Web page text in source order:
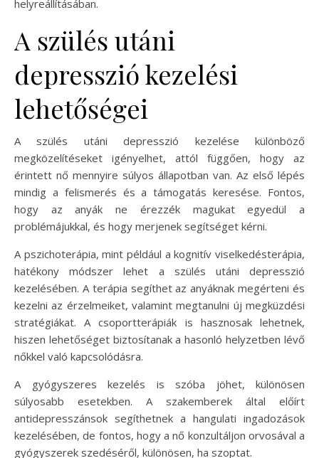
helyreállításában.
A szülés utáni
depresszió kezelési
lehetőségei
A szülés utáni depresszió kezelése különböző
megközelítéseket igényelhet, attól függően, hogy az
érintett nő mennyire súlyos állapotban van. Az első lépés
mindig a felismerés és a támogatás keresése. Fontos,
hogy az anyák ne érezzék magukat egyedül a
problémájukkal, és hogy merjenek segítséget kérni.
A pszichoterápia, mint például a kognitív viselkedésterápia,
hatékony módszer lehet a szülés utáni depresszió
kezelésében. A terápia segíthet az anyáknak megérteni és
kezelni az érzelmeiket, valamint megtanulni új megküzdési
stratégiákat. A csoportterápiák is hasznosak lehetnek,
hiszen lehetőséget biztosítanak a hasonló helyzetben lévő
nőkkel való kapcsolódásra.
A gyógyszeres kezelés is szóba jöhet, különösen
súlyosabb esetekben. A szakemberek által előírt
antidepresszánsok segíthetnek a hangulati ingadozások
kezelésében, de fontos, hogy a nő konzultáljon orvosával a
gyógyszerek szedéséről, különösen, ha szoptat.